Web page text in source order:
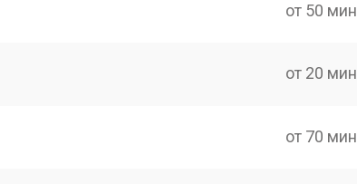
от 50 мин
от 20 мин
от 70 мин